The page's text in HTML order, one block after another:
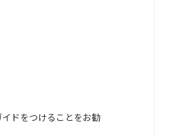
ドをつけることをお勧